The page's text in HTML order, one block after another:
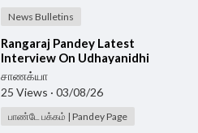
News Bulletins
⁣Rangaraj Pandey Latest
Interview On Udhayanidhi
Speech about Trisha | DMK |
TVK | CM Vijay | Tanjore
சாணக்யா
25 Views · 03/08/26
பாண்டே பக்கம் | Pandey Page